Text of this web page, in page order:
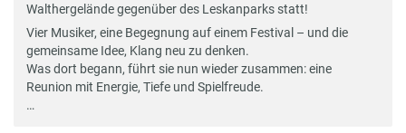
Walthergelände gegenüber des Leskanparks statt!
Vier Musiker, eine Begegnung auf einem Festival – und die
gemeinsame Idee, Klang neu zu denken.
Was dort begann, führt sie nun wieder zusammen: eine
Reunion mit Energie, Tiefe und Spielfreude.
…